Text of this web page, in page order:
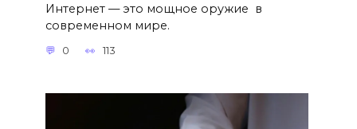
Интернет — это мощное оружие в
современном мире.
0 113